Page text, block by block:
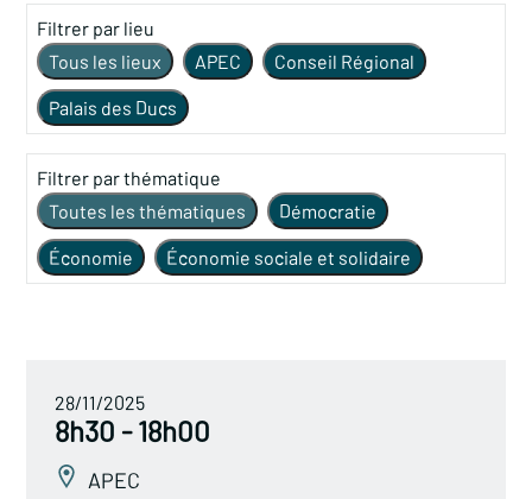
Filtrer par lieu
Tous les lieux
APEC Conseil Régional
Palais des Ducs
Parvis Saint Jean – Théâtre Dijon Bourgogne
Filtrer par thématique
Toutes les thématiques
Démocratie
Économie Économie sociale et solidaire
Politiques publiques
Solidarité Technologies
28/11/2025
8h30 - 18h00
APEC